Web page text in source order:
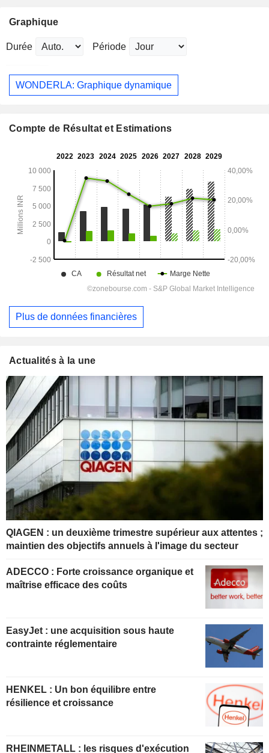
Graphique
Durée Période
WONDERLA: Graphique dynamique
Compte de Résultat et Estimations
Plus de données financières
Actualités à la une
QIAGEN : un deuxième trimestre supérieur aux attentes ;
maintien des objectifs annuels à l'image du secteur
ADECCO : Forte croissance organique et
maîtrise efficace des coûts
EasyJet : une acquisition sous haute
contrainte réglementaire
HENKEL : Un bon équilibre entre
résilience et croissance
RHEINMETALL : les risques d'exécution